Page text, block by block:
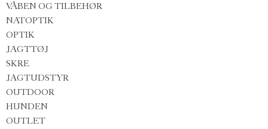
VÅBEN OG TILBEHØR
NATOPTIK
OPTIK
JAGTTØJ
SKRE
JAGTUDSTYR
OUTDOOR
HUNDEN
OUTLET